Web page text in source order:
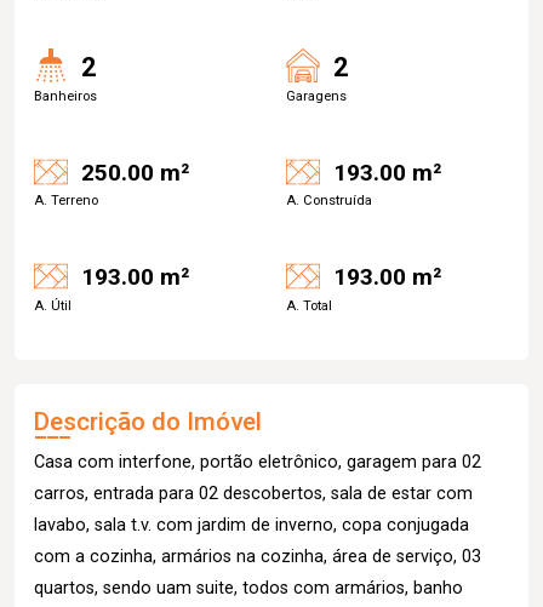
2
Banheiros
2
Garagens
250.00 m²
A. Terreno
193.00 m²
A. Construída
193.00 m²
A. Útil
193.00 m²
A. Total
Descrição do Imóvel
Casa com interfone, portão eletrônico, garagem para 02
carros, entrada para 02 descobertos, sala de estar com
lavabo, sala t.v. com jardim de inverno, copa conjugada
com a cozinha, armários na cozinha, área de serviço, 03
quartos, sendo uam suite, todos com armários, banho